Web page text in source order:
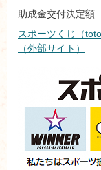
助成金交付決定
スポーツくじ（
（外部サイト）